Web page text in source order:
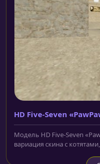
HD Five-Seven
Модель HD Five-Seven
вариация скина с